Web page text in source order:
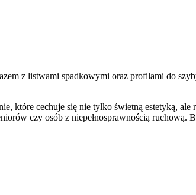
z listwami spadkowymi oraz profilami do
które cechuje się nie tylko świetną estetyką,
czy osób z niepełnosprawnością ruchową.